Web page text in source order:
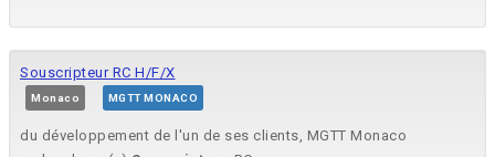
Souscripteur RC H/F/X
Monaco MGTT MONACO
du développement de l'un de ses clients, MGTT Monaco